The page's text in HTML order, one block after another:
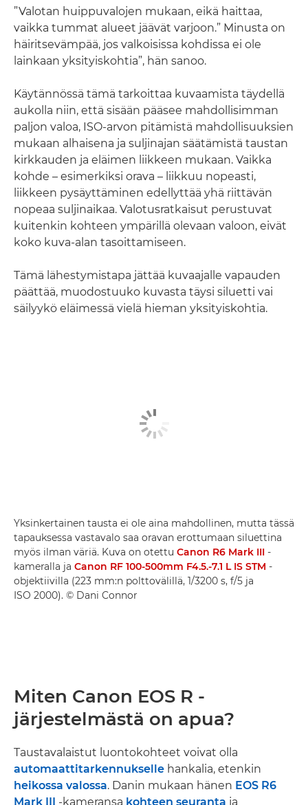
”Valotan huippuvalojen mukaan, eikä haittaa,
vaikka tummat alueet jäävät varjoon.” Minusta on
häiritsevämpää, jos valkoisissa kohdissa ei ole
lainkaan yksityiskohtia”, hän sanoo.
Käytännössä tämä tarkoittaa kuvaamista täydellä
aukolla niin, että sisään pääsee mahdollisimman
paljon valoa, ISO-arvon pitämistä mahdollisuuksien
mukaan alhaisena ja suljinajan säätämistä taustan
kirkkauden ja eläimen liikkeen mukaan. Vaikka
kohde – esimerkiksi orava – liikkuu nopeasti,
liikkeen pysäyttäminen edellyttää yhä riittävän
nopeaa suljinaikaa. Valotusratkaisut perustuvat
kuitenkin kohteen ympärillä olevaan valoon, eivät
koko kuva-alan tasoittamiseen.
Tämä lähestymistapa jättää kuvaajalle vapauden
päättää, muodostuuko kuvasta täysi siluetti vai
säilyykö eläimessä vielä hieman yksityiskohtia.
Yksinkertainen tausta ei ole aina mahdollinen, mutta tässä
tapauksessa vastavalo saa oravan erottumaan siluettina
myös ilman väriä. Kuva on otettu Canon R6 Mark III -
kameralla ja Canon RF 100-500mm F4.5.-7.1 L IS STM -
objektiivilla (223 mm:n polttovälillä, 1/3200 s, f/5 ja
ISO 2000). © Dani Connor
Miten Canon EOS R -
järjestelmästä on apua?
Taustavalaistut luontokohteet voivat olla
automaattitarkennukselle hankalia, etenkin
heikossa valossa. Danin mukaan hänen EOS R6
Mark III -kameransa kohteen seuranta ja